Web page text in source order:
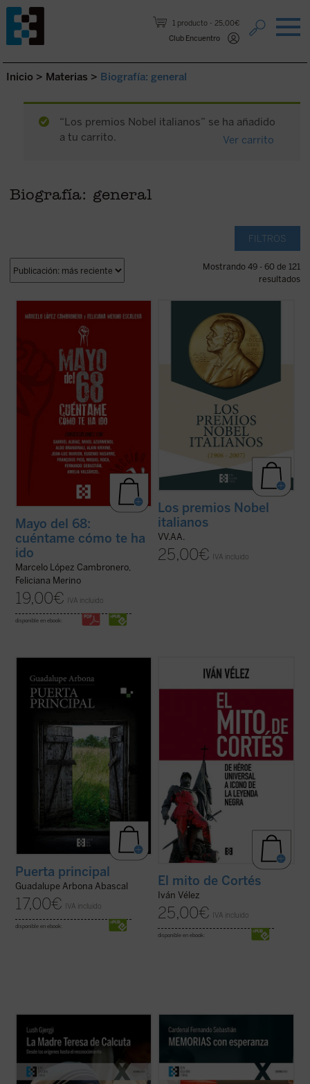
1 producto
25,00€
Club Encuentro
Saltar al contenido.
Inicio > Materias > Biografía: general
“Los premios Nobel italianos” se ha añadido
a tu carrito.
Ver carrito
Biografía: general
FILTROS
Mostrando 49 - 60 de 121
resultados
conversaciones con relevantes
personalidades españolas y europeas
(protagonistas todas ellas de aquellos
acontecimientos), diferentes aspectos
fundamentales de aquel frenético mes de
mayo, tales como la experiencia ...
Mayo del 68:
cuéntame cómo te ha
ido
Marcelo López Cambronero,
Feliciana Merino
19,00€ IVA incluido
disponible en ebook:
Nobel, considerados los más prestigiosos
a nivel internacional en el campo del
conocimiento, tuvieron un fuerte vínculo
con Italia, pues fue en San Remo donde
Alfred Nobel pasó sus últimos años de vida
(ver ficha)
Los premios Nobel
italianos
VV.AA.
25,00€ IVA incluido
su autora observa, siente y piensa a lo
largo de unos intensos meses que,
marcados por la enfermedad, le permiten
tener una mirada transparente sobre sus
Puerta principal
Guadalupe Arbona Abascal
17,00€ IVA incluido
disponible en ebook:
El mito de Cortésse aborda la figura del
conquistador español desde las visiones
siglos, empezando por las de sus
contemporáneos y llegando hasta las de
nuestro presente, al tiempo que se ...(ver
El mito de Cortés
Iván Vélez
25,00€ IVA incluido
disponible en ebook:
Lush Gjergji cuando la santa todavía estaba
en vida, es una de las biografías de
referencia sobre la Madre Teresa de
Calcuta. Partiendo de múltiples testimonios
directos y de varias conversaciones ... (ver
ficha)
años pasados tenemos la obligación de
ayudar a los más jóvenes a conocer la
demasiadas tensiones, demasiados
rechazos, ...(ver ficha)